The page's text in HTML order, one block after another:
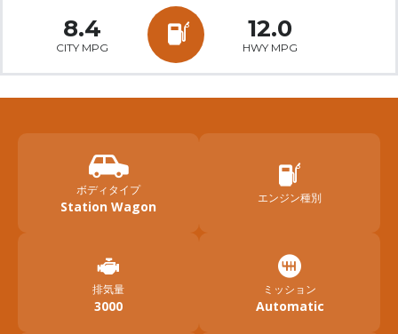
8.4
CITY MPG
12.0
HWY MPG
ボディタイプ
Station Wagon
エンジン種別
排気量
3000
ミッション
Automatic